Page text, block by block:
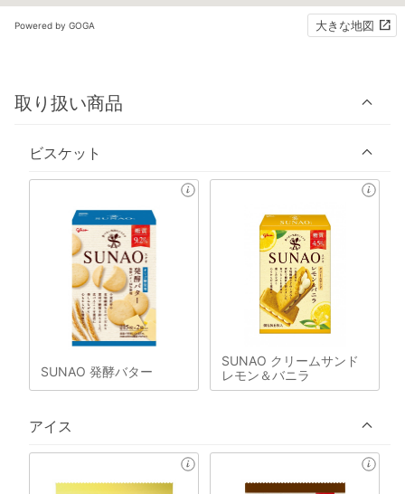
Powered by GOGA 大きな地図
取り扱い商品
ビスケット
SUNAO 発酵バター
SUNAO クリームサンド
レモン＆バニラ
アイス